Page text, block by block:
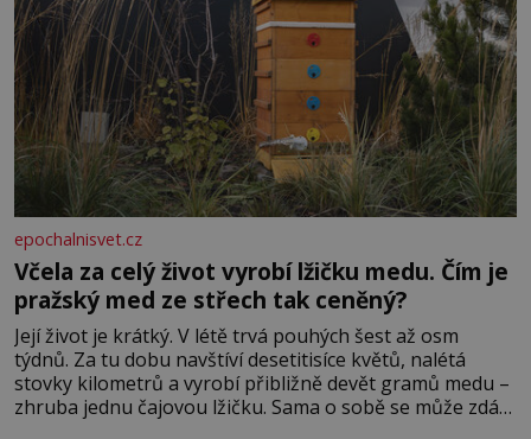
epochalnisvet.cz
Včela za celý život vyrobí lžičku medu. Čím je
pražský med ze střech tak ceněný?
Její život je krátký. V létě trvá pouhých šest až osm
týdnů. Za tu dobu navštíví desetitisíce květů, nalétá
stovky kilometrů a vyrobí přibližně devět gramů medu –
zhruba jednu čajovou lžičku. Sama o sobě se může zdát